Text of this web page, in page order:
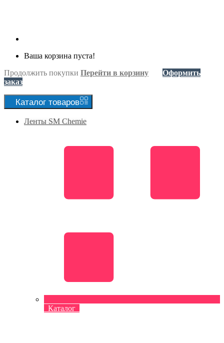
Ваша корзина пуста!
Продолжить покупки Перейти в корзину
Оформить
заказ
Каталог товаров
Ленты SM Chemie
Каталог